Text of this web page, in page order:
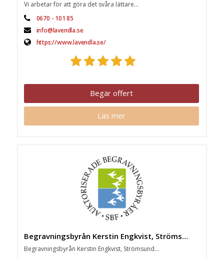
Vi arbetar för att göra det svåra lättare...
0670 - 101 85
info@lavendla.se
https://www.lavendla.se/
Begär offert
Läs mer
Begravningsbyrån Kerstin Engkvist, Strömsund
Begravningsbyrån Kerstin Engkvist, Strömsund...